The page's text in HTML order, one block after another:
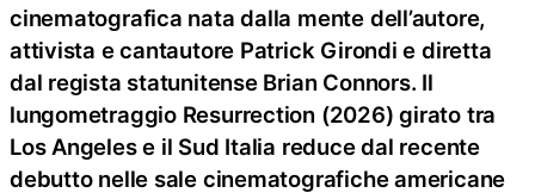
cinematografica nata dalla mente dell’autore,
attivista e cantautore Patrick Girondi e diretta
dal regista statunitense Brian Connors. Il
lungometraggio Resurrection (2026) girato tra
Los Angeles e il Sud Italia reduce dal recente
debutto nelle sale cinematografiche americane